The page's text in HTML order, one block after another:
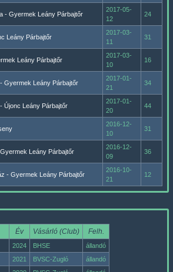
- Gyermek Leány Párbajtőr
2017-05-
12
24
Leány Párbajtőr
2017-03-
11
31
Leány Párbajtőr
2017-03-
10
16
Gyermek Leány Párbajtőr
2017-01-
21
34
Újonc Leány Párbajtőr
2017-01-
20
44
2016-12-
10
31
Leány Párbajtőr
2016-12-
09
36
- Gyermek Leány Párbajtőr
2016-10-
21
12
Év Vásárló (Club) Felh.
2024 BHSE
állandó
2021 BVSC-Zugló
állandó